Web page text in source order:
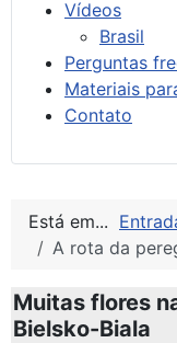
Vídeos
Brasil
Perguntas
Materiais
Contato
Está em...
A rota da
Muitas flores
Bielsko-Biala